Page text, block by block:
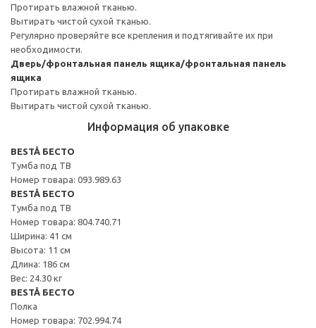
Протирать влажной тканью.
Вытирать чистой сухой тканью.
Регулярно проверяйте все крепления и подтягивайте их при
необходимости.
Дверь/фронтальная панель ящика/фронтальная панель
ящика
Протирать влажной тканью.
Вытирать чистой сухой тканью.
Информация об упаковке
BESTÅ БЕСТО
Тумба под ТВ
Номер товара: 093.989.63
BESTÅ БЕСТО
Тумба под ТВ
Номер товара: 804.740.71
Ширина: 41 см
Высота: 11 см
Длина: 186 см
Вес: 24.30 кг
BESTÅ БЕСТО
Полка
Номер товара: 702.994.74